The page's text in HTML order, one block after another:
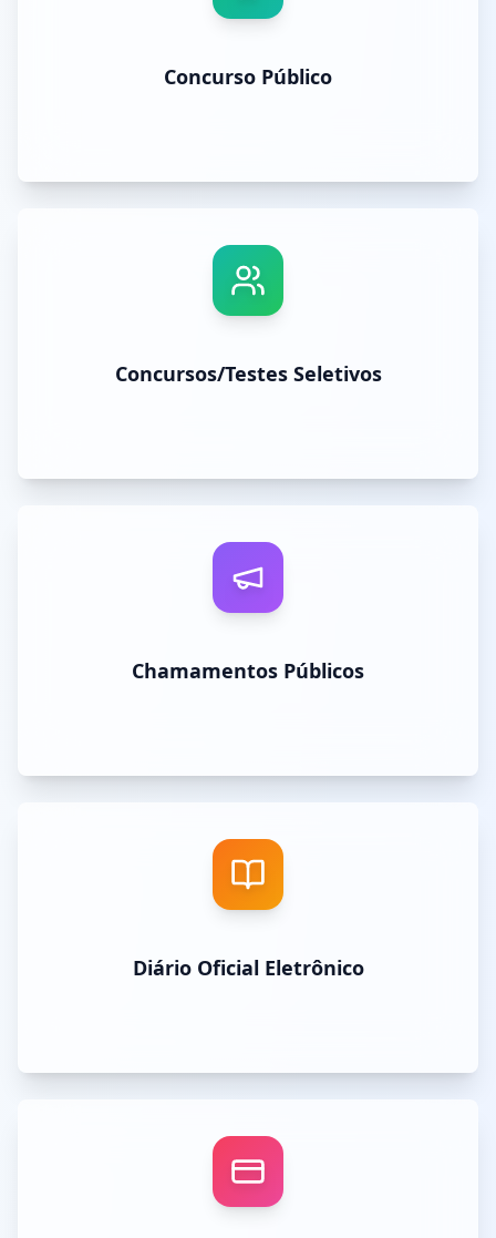
Concurso Público
Concursos/Testes Seletivos
Chamamentos Públicos
Diário Oficial Eletrônico